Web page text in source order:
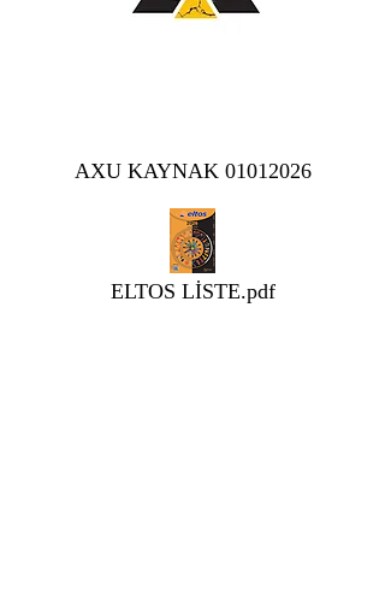
AXU KAYNAK 01012026
ELTOS LİSTE.pdf